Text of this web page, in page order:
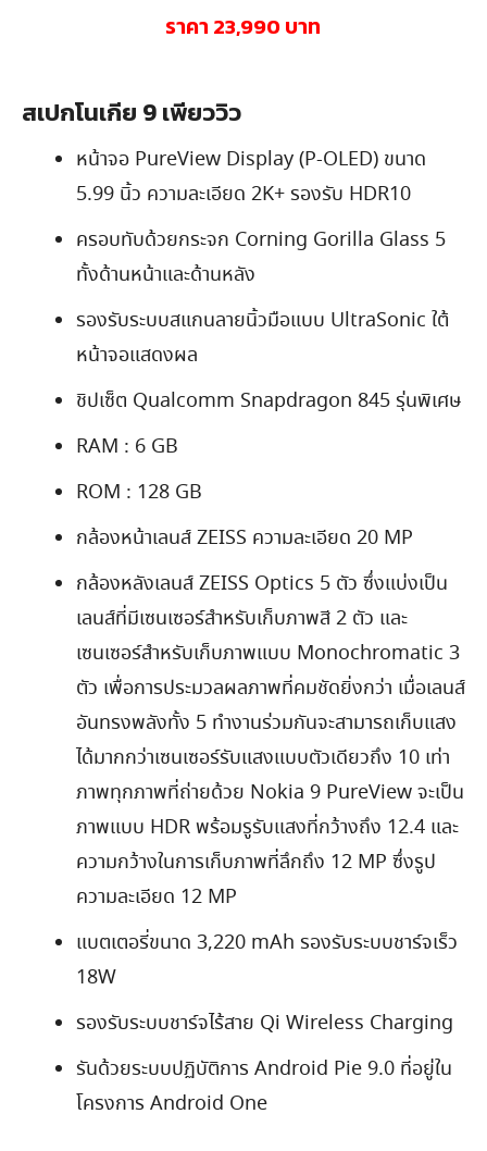
ราคา 23,990 บาท
สเปกโนเกีย 9 เพียววิว
หน้าจอ PureView Display (P-OLED) ขนาด
5.99 นิ้ว ความละเอียด 2K+ รองรับ HDR10
ครอบทับด้วยกระจก Corning Gorilla Glass 5
ทั้งด้านหน้าและด้านหลัง
รองรับระบบสแกนลายนิ้วมือแบบ UltraSonic ใต้
หน้าจอแสดงผล
ชิปเซ็ต Qualcomm Snapdragon 845 รุ่นพิเศษ
RAM : 6 GB
ROM : 128 GB
กล้องหน้าเลนส์ ZEISS ความละเอียด 20 MP
กล้องหลังเลนส์ ZEISS Optics 5 ตัว ซึ่งแบ่งเป็น
เลนส์ที่มีเซนเซอร์สำหรับเก็บภาพสี 2 ตัว และ
เซนเซอร์สำหรับเก็บภาพแบบ Monochromatic 3
ตัว เพื่อการประมวลผลภาพที่คมชัดยิ่งกว่า เมื่อเลนส์
อันทรงพลังทั้ง 5 ทำงานร่วมกันจะสามารถเก็บแสง
ได้มากกว่าเซนเซอร์รับแสงแบบตัวเดียวถึง 10 เท่า
ภาพทุกภาพที่ถ่ายด้วย Nokia 9 PureView จะเป็น
ภาพแบบ HDR พร้อมรูรับแสงที่กว้างถึง 12.4 และ
ความกว้างในการเก็บภาพที่ลึกถึง 12 MP ซึ่งรูป
ความละเอียด 12 MP
แบตเตอรี่ขนาด 3,220 mAh รองรับระบบชาร์จเร็ว
18W
รองรับระบบชาร์จไร้สาย Qi Wireless Charging
รันด้วยระบบปฏิบัติการ Android Pie 9.0 ที่อยู่ใน
โครงการ Android One